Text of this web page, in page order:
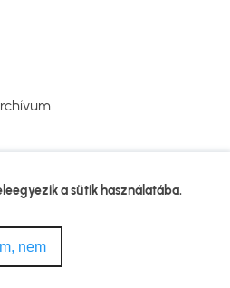
a sütik használatába.
nem